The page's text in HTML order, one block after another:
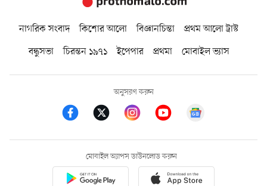
নাগরিক সংবাদ কিশোর আলো বিজ্ঞানচিন্তা
প্রথম আলো ট্রাস্ট
বন্ধুসভা
চিরন্তন ১৯৭১ ইপেপার প্রথমা মোবাইল ভ্যাস
অনুসরণ করুন
মোবাইল অ্যাপস ডাউনলোড করুন